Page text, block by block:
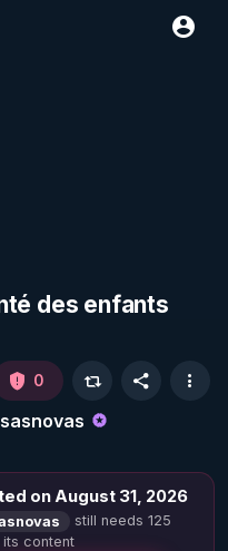
des enfants
0
on August 31, 2026
still needs 125
its content